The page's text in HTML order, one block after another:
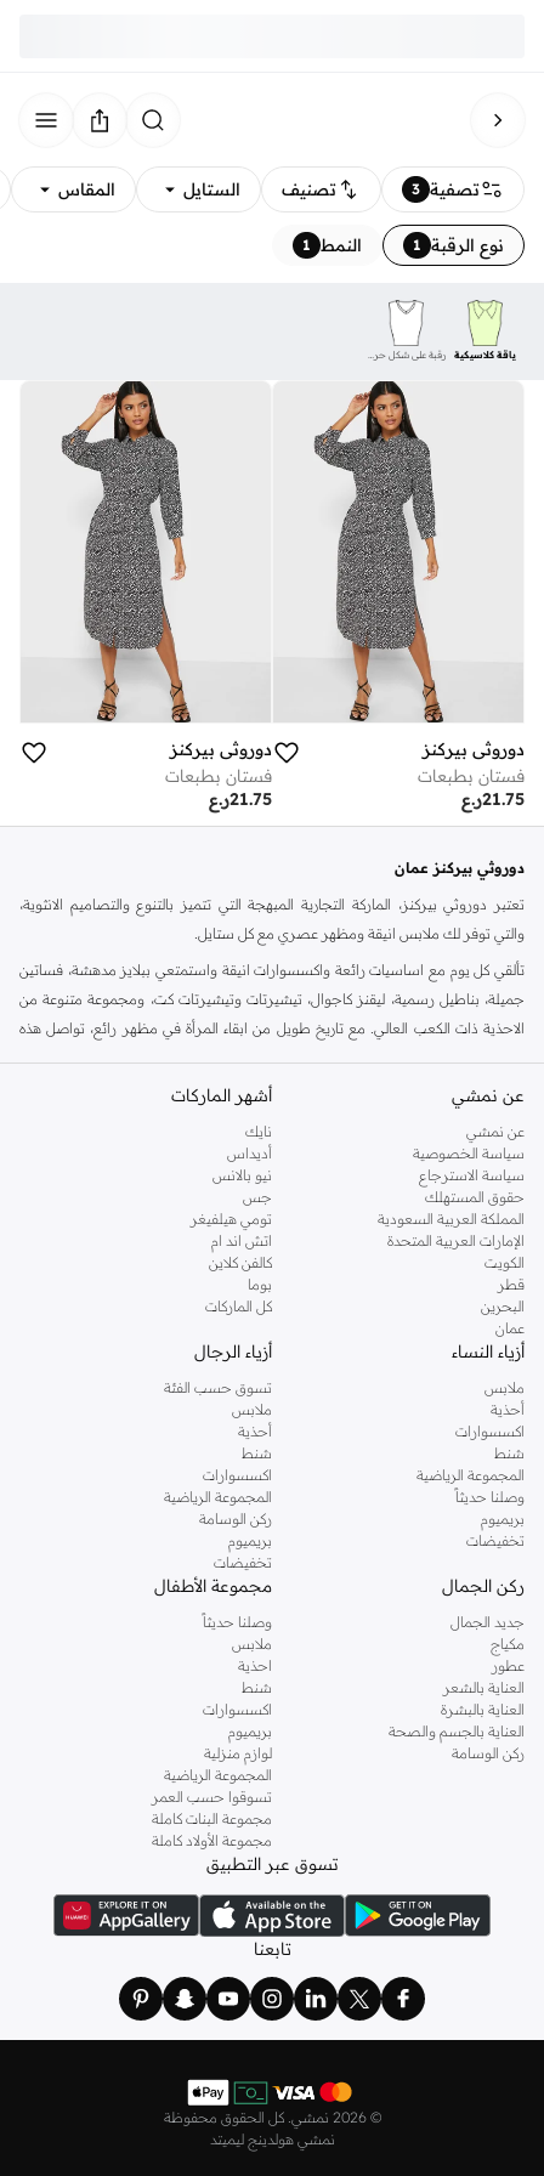
تصفية 3 تصنيف الستايل المقاس
نوع الرقبة 1 النمط 1
ياقة كلاسيكية رقبة على شكل حرف V
دوروثي بيركنز
فستان بطبعات
ر.ع21.75
دوروثي بيركنز
فستان بطبعات
ر.ع21.75
دوروثي بيركنز عمان
تعتبر دوروثي بيركنز، الماركة التجارية المبهجة التي تتميز بالتنوع والتصاميم الانثوية،
والتي توفر لك ملابس انيقة ومظهر عصري مع كل ستايل.
تألقي كل يوم مع اساسيات رائعة واكسسوارات انيقة واستمتعي ببلايز مدهشة، فساتين
جميلة، بناطيل رسمية، ليقنز كاجوال، تيشيرتات وتيشيرتات كت، ومجموعة متنوعة من
الاحذية ذات الكعب العالي. مع تاريخ طويل من ابقاء المرأة في مظهر رائع، تواصل هذه
كنت تقومين بتجديد خزانة ملابسك الملائمة للعمل، البحث عن فستان مثالي للحفلات او
اليه.
تسوقي دوروثي بيركنز اون لاين مسقط
تسوقي دوروثي بيركنز اون لاين من نمشي واستمتعي باكثر من الف ستايل من مجموعة
دوروثي بيركنز الشهيرة. تصفحي المجموعة كاملة في متجر دوروثي بيركنز اون لاين او
استخدمي القائمة لتحديد تجربة تسوق دوروثي بيركنز اون لاين. خدمة التوصيل السريعة
والدعم الاستثنائي يضمن لك تجربة تسوق ممتعة دائما مع نمشي.
عن نمشي
عن نمشي
سياسة الخصوصية
سياسة الاسترجاع
حقوق المستهلك
المملكة العربية السعودية
الإمارات العربية المتحدة
الكويت
قطر
البحرين
عمان
أشهر الماركات
نايك
أديداس
نيو بالانس
جس
تومي هيلفيغر
اتش اند ام
كالفن كلاين
بوما
كل الماركات
أزياء النساء
ملابس
أحذية
اكسسوارات
شنط
المجموعة الرياضية
وصلنا حديثاً
بريميوم
تخفيضات
أزياء الرجال
تسوق حسب الفئة
ملابس
أحذية
شنط
اكسسوارات
المجموعة الرياضية
ركن الوسامة
بريميوم
تخفيضات
ركن الجمال
جديد الجمال
مكياج
عطور
العناية بالشعر
العناية بالبشرة
العناية بالجسم والصحة
ركن الوسامة
مجموعة الأطفال
وصلنا حديثاً
ملابس
احذية
شنط
اكسسوارات
بريميوم
لوازم منزلية
المجموعة الرياضية
تسوقوا حسب العمر
مجموعة البنات كاملة
مجموعة الأولاد كاملة
تسوق عبر التطبيق
تابعنا
© 2026 نمشي. كل الحقوق محفوظة
نمشي هولدينج ليميتد